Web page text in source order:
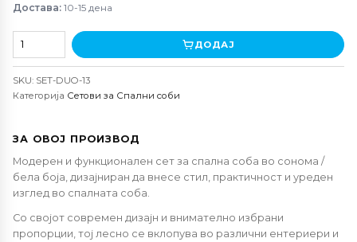
Достава: 10-15 дена
спална
соба
Дуо-
ДОДАЈ
SKU: SET-DUO-13
Категорија Сетови за Спални соби
ЗА ОВОЈ ПРОИЗВОД
Модерен и функционален сет за спална соба во сонома /
бела боја, дизајниран да внесе стил, практичност и уреден
изглед во спалната соба.
Со својот современ дизајн и внимателно избрани
пропорции, тој лесно се вклопува во различни ентериери и